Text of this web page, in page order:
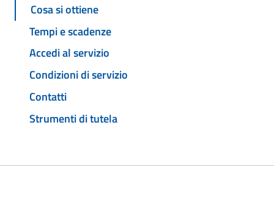
Cosa si ottiene
Tempi e scadenze
Accedi al servizio
Condizioni di servizio
Contatti
Strumenti di tutela